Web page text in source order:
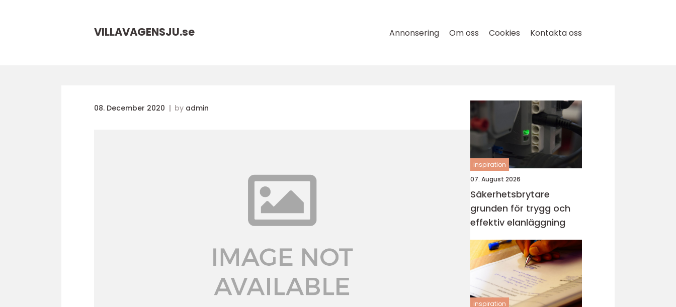
VILLAVAGENSJU.se Annonsering Om oss Cookies Kontakta oss
08. December 2020 by admin
inspiration
07. August 2026
Säkerhetsbrytare
grunden för trygg och
effektiv elanläggning
inspiration